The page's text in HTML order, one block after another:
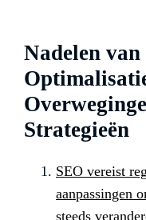
Nadelen
Strategieën
SEO vereist
aanpassingen
steeds